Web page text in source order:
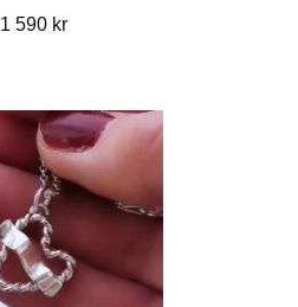
1 590 kr